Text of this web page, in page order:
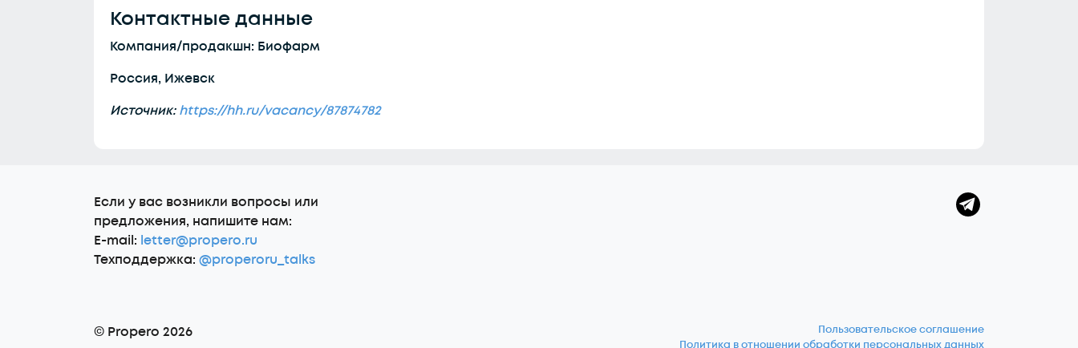
Контактные данные
Компания/продакшн: Биофарм
Россия, Ижевск
Источник:https://hh.ru/vacancy/87874782
Еcли у вас возникли вопросы или
предложения, напишите нам:
E-mail: letter@propero.ru
Техподдержка: @properoru_talks
© Propero 2026
Пользовательское соглашение
Политика в отношении обработки персональных данных